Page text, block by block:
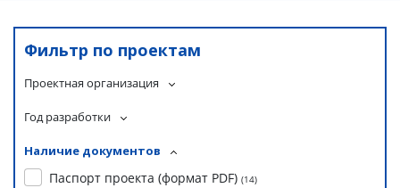
Фильтр по проектам
Проектная организация
Год разработки
Наличие документов
Паспорт проекта (формат PDF) (14)